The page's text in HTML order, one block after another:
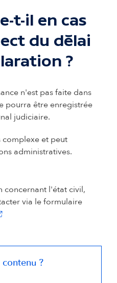
t-il en cas
du délai
?
n'est pas faite dans
pourra être enregistrée
judiciaire.
et peut
administratives.
concernant l'état civil,
via le formulaire
dans un nouvel onglet)
?